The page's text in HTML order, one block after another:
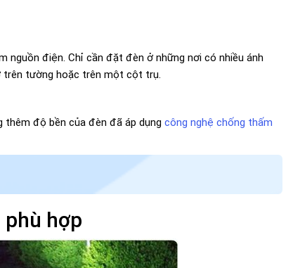
nguồn điện. Chỉ cần đặt đèn ở những nơi có nhiều ánh
tường hoặc trên một cột trụ.
thêm độ bền của đèn đã áp dụngcông nghệ chống thấm
hợp